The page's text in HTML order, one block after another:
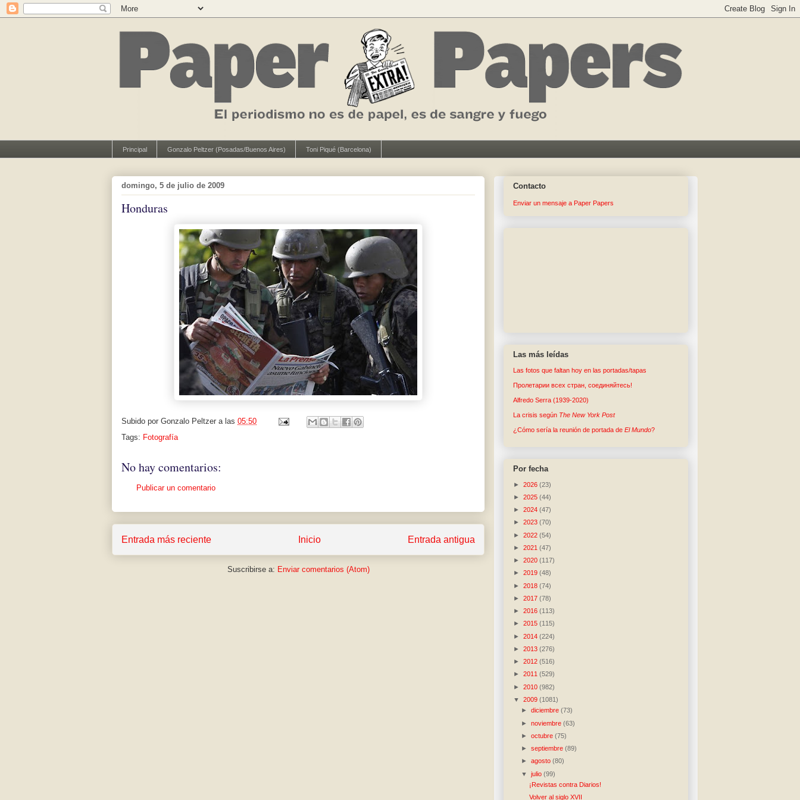
Principal Gonzalo Peltzer (Posadas/Buenos Aires) Toni Piqué (Barcelona)
domingo, 5 de julio de 2009
Honduras
Subido por Gonzalo Peltzer a las 05:50
Tags: Fotografía
No hay comentarios:
Publicar un comentario
Entrada más reciente Entrada antigua
Inicio
Suscribirse a: Enviar comentarios (Atom)
Contacto
Enviar un mensaje a Paper Papers
Las más leídas
Las fotos que faltan hoy en las portadas/tapas
Пролетарии всех стран, соединяйтесь!
Alfredo Serra (1939-2020)
La crisis según The New York Post
¿Cómo sería la reunión de portada de El Mundo?
Por fecha
► 2026 (23)
► 2025 (44)
► 2024 (47)
► 2023 (70)
► 2022 (54)
► 2021 (47)
► 2020 (117)
► 2019 (48)
► 2018 (74)
► 2017 (78)
► 2016 (113)
► 2015 (115)
► 2014 (224)
► 2013 (276)
► 2012 (516)
► 2011 (529)
► 2010 (982)
▼ 2009 (1081)
►diciembre(73)
►noviembre(63)
►octubre(75)
►septiembre(89)
►agosto(80)
▼julio(99)
¡Revistas contra Diarios!
Volver al siglo XVII